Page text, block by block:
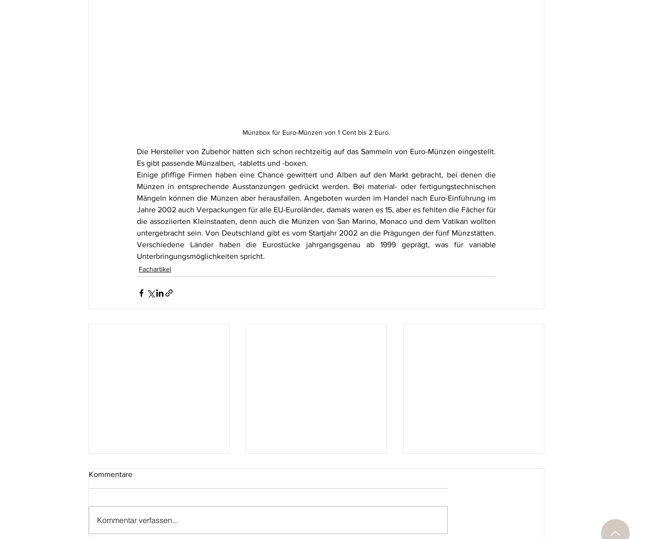
Münzbox für Euro-Münzen von 1 Cent bis 2 Euro.
Die Hersteller von Zubehör hatten sich schon rechtzeitig auf das Sammeln von Euro-Münzen eingestellt.
Es gibt passende Münzalben, -tabletts und -boxen.
Einige pfiffige Firmen haben eine Chance gewittert und Alben auf den Markt gebracht, bei denen die
Münzen in entsprechende Ausstanzungen gedrückt werden. Bei material- oder fertigungstechnischen
Mängeln können die Münzen aber herausfallen. Angeboten wurden im Handel nach Euro-Einführung im
Jahre 2002 auch Verpackungen für alle EU-Euroländer, damals waren es 15, aber es fehlten die Fächer für
die assoziierten Kleinstaaten, denn auch die Münzen von San Marino, Monaco und dem Vatikan wollten
untergebracht sein. Von Deutschland gibt es vom Startjahr 2002 an die Prägungen der fünf Münzstätten.
Verschiedene Länder haben die Eurostücke jahrgangsgenau ab 1999 geprägt, was für variable
Unterbringungsmöglichkeiten spricht.
Fachartikel
Kommentare
Kommentar verfassen...